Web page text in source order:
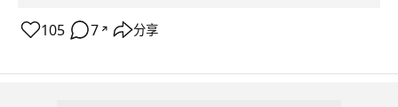
105 7 ↗ 分享